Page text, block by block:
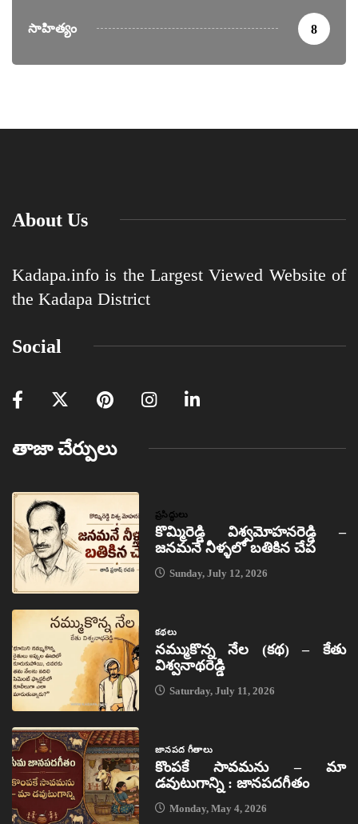
సాహిత్యం 8
About Us
Kadapa.info is the Largest Viewed Website of
the Kadapa District
Social
తాజా చేర్పులు
ప్రసిద్ధులు
కొమ్మిరెడ్డి విశ్వమోహనరెడ్డి –
జనమనే నీళ్ళలో బతికిన చేప
Sunday, July 12, 2026
కథలు
నమ్ముకొన్న నేల (కథ) – కేతు
విశ్వనాథరెడ్డి
Saturday, July 11, 2026
జానపద గీతాలు
కొంపకే సావమను – మా
డవుటుగాన్ని : జానపదగీతం
Monday, May 4, 2026